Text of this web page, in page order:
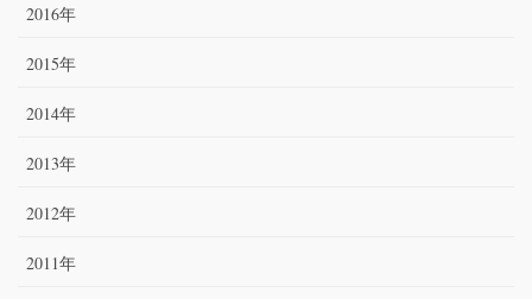
2016年
2015年
2014年
2013年
2012年
2011年